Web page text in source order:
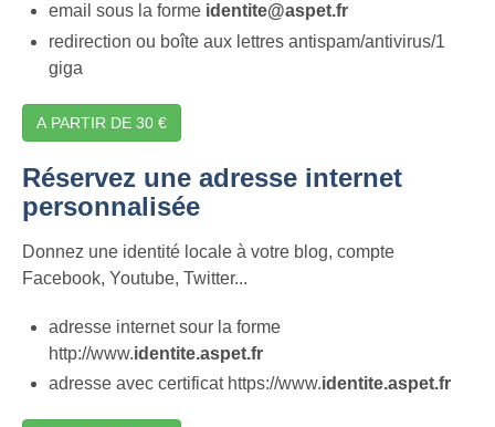
email sous la forme identite@aspet.fr
redirection ou boîte aux lettres antispam/antivirus/1
giga
A PARTIR DE 30 €
Réservez une adresse internet
personnalisée
Donnez une identité locale à votre blog, compte
Facebook, Youtube, Twitter...
adresse internet sour la forme
http://www.identite.aspet.fr
adresse avec certificat https://www.identite.aspet.fr